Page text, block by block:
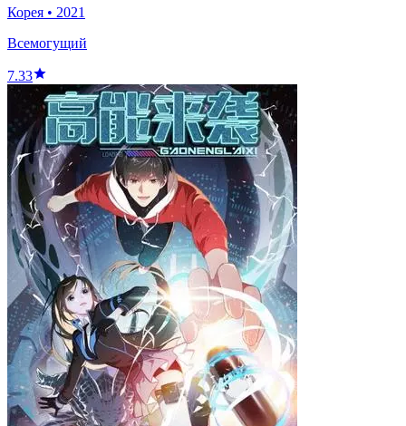
Корея • 2021
Всемогущий
7.33